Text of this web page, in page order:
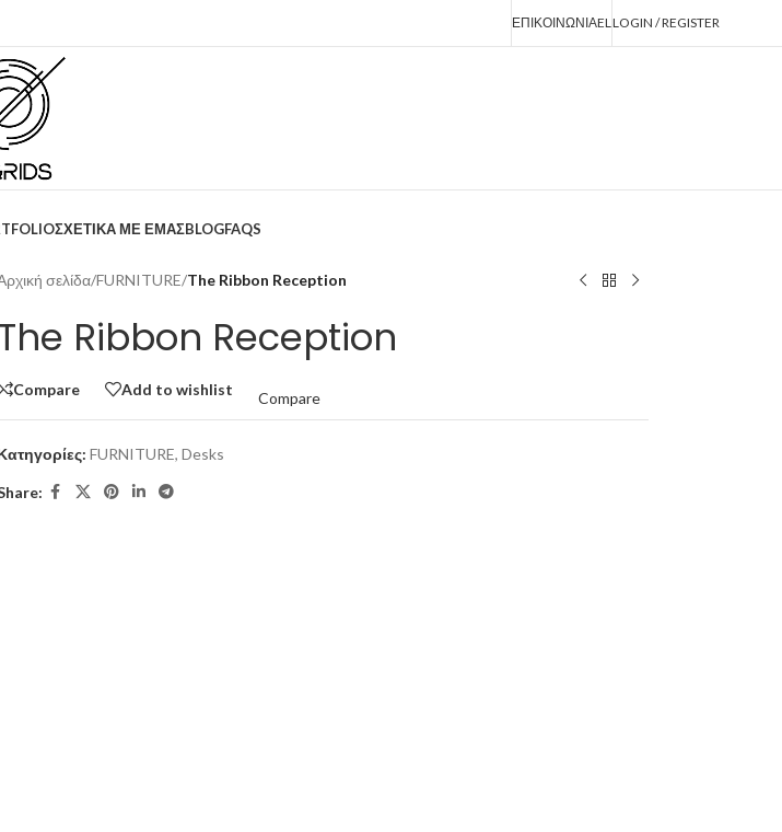
ΕΠΙΚΟΙΝΩΝΙΑELLOGIN / REGISTER
ΣΧΕΤΙΚΑ ΜΕ ΕΜΑΣBLOGFAQS
σελίδα/FURNITURE/The Ribbon Reception
Ribbon Reception
Compare Add to wishlist
Compare
FURNITURE, Desks